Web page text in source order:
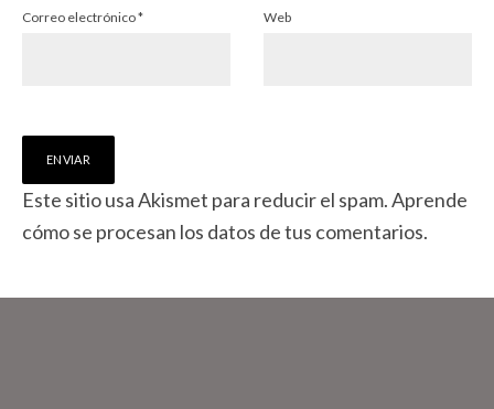
Correo electrónico* Web
Este sitio usa Akismet para reducir el spam.Aprende
cómo se procesan los datos de tus comentarios.